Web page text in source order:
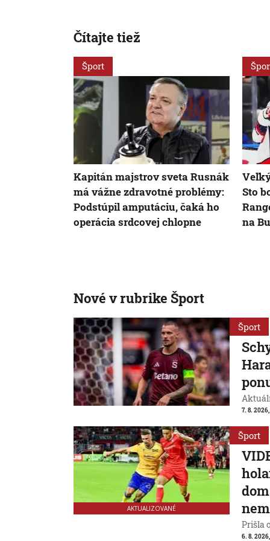
Čítajte tiež
Šport
Kapitán majstrov sveta Rusnák
má vážne zdravotné problémy:
Podstúpil amputáciu, čaká ho
operácia srdcovej chlopne
Sto
na
Nové v rubrike Šport
Šport
7. 8.
AKTUALIZOVANÉ
Šport
Prišla
6. 8.